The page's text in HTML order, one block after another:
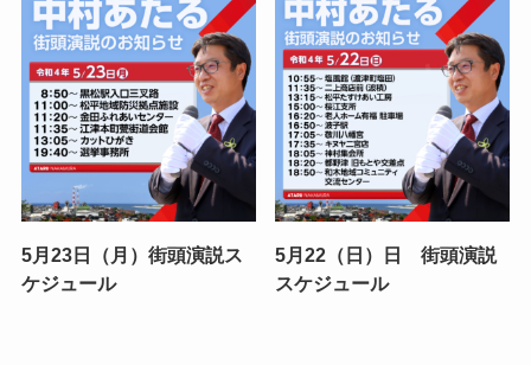
5月23日（月）街頭演説ス
ケジュール
5月22（日）日 街頭演説
スケジュール